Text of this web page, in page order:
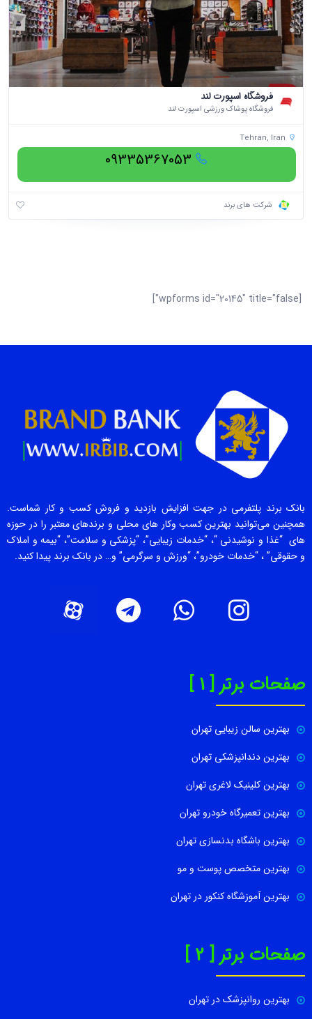
فروشگاه اسپورت لند
فروشگاه پوشاک ورزشی اسپورت لند
Tehran, Iran
09335367053
شرکت های برند
[wpforms id="20145" title="false"]
بانک برند پلتفرمی در جهت افزایش بازدید و فروش کسب و کار شماست.
همچنین می‌توانید بهترین کسب وکار های محلی و برندهای معتبر را در حوزه
های “غذا و نوشیدنی “، “خدمات زیبایی”، “پزشکی و سلامت”، “بیمه و املاک
و حقوقی” ، “خدمات خودرو”، “ورزش و سرگرمی” و… در بانک برند پیدا کنید.
صفحات برتر [ 1 ]
بهترین سالن زیبایی تهران
بهترین دندانپزشکی تهران
بهترین کلینیک لاغری تهران
بهترین تعمیرگاه خودرو تهران
بهترین باشگاه بدنسازی تهران
بهترین متخصص پوست و مو
بهترین آموزشگاه کنکور در تهران
صفحات برتر [ 2 ]
بهترین روانپزشک در تهران